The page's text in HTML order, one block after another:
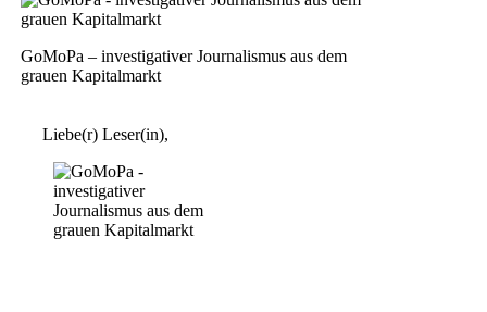
GoMoPa – investigativer Journalismus aus dem
grauen Kapitalmarkt
Liebe(r) Leser(in),